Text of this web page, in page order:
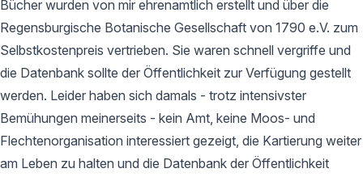
Bücher wurden von mir ehrenamtlich erstellt und über die
Regensburgische Botanische Gesellschaft von 1790 e.V. zum
Selbstkostenpreis vertrieben. Sie waren schnell vergriffe und
die Datenbank sollte der Öffentlichkeit zur Verfügung gestellt
werden. Leider haben sich damals - trotz intensivster
Bemühungen meinerseits - kein Amt, keine Moos- und
Flechtenorganisation interessiert gezeigt, die Kartierung weiter
am Leben zu halten und die Datenbank der Öffentlichkeit